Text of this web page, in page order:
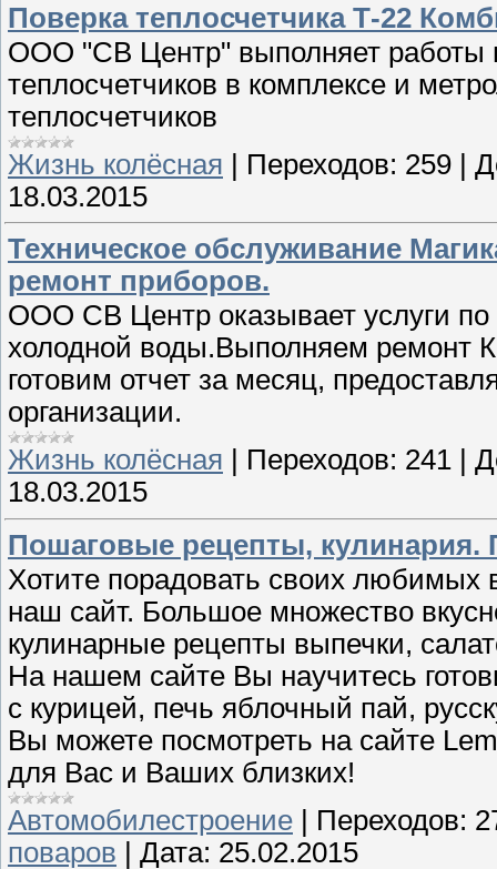
Поверка теплосчетчика Т-22
ООО "СВ Центр" выполняет работы
теплосчетчиков в комплексе и
теплосчетчиков
Жизнь колёсная | Переходов: 259 |
18.03.2015
Техническое обслуживание
ремонт приборов.
ООО СВ Центр оказывает услуги по
холодной воды.Выполняем ремонт
готовим отчет за месяц,
организации.
Жизнь колёсная
Переходов: 241
18.03.2015
Пошаговые рецепты, кулинария.
Хотите порадовать своих любимых
наш сайт. Большое множество
кулинарные рецепты выпечки,
На нашем сайте Вы научитесь
с курицей, печь яблочный пай,
Вы можете посмотреть на сайте
для Вас и Ваших близких!
Автомобилестроение
Переходов:
поваров
Дата: 25.02.2015